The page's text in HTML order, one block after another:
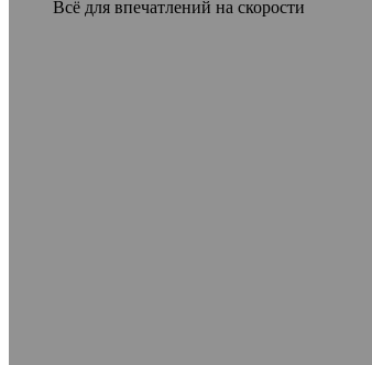
Всё для впечатлений на скорости